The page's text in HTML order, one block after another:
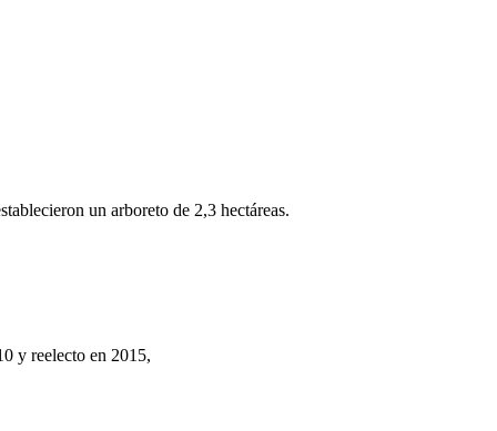
un arboreto de 2,3 hectáreas.
y reelecto en 2015,